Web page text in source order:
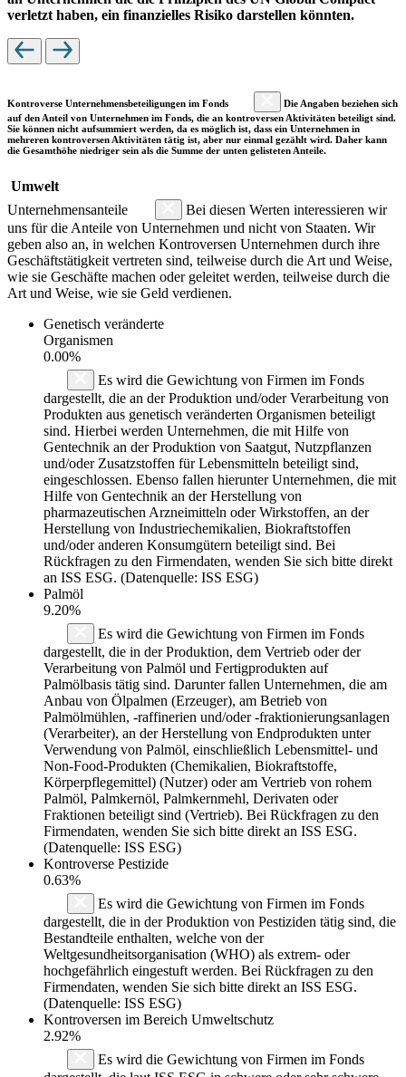
verletzt haben, ein finanzielles Risiko darstellen könnten.
Kontroverse Unternehmensbeteiligungen im Fonds
Die Angaben beziehen sich
auf den Anteil von Unternehmen im Fonds, die an kontroversen Aktivitäten beteiligt sind.
Sie können nicht aufsummiert werden, da es möglich ist, dass ein Unternehmen in
mehreren kontroversen Aktivitäten tätig ist, aber nur einmal gezählt wird. Daher kann
die Gesamthöhe niedriger sein als die Summe der unten gelisteten Anteile.
Umwelt
Unternehmensanteile
Bei diesen Werten interessieren wir
uns für die Anteile von Unternehmen und nicht von Staaten. Wir
geben also an, in welchen Kontroversen Unternehmen durch ihre
Geschäftstätigkeit vertreten sind, teilweise durch die Art und Weise,
wie sie Geschäfte machen oder geleitet werden, teilweise durch die
Art und Weise, wie sie Geld verdienen.
Genetisch veränderte
Organismen
0.00%
Es wird die Gewichtung von Firmen im Fonds
dargestellt, die an der Produktion und/oder Verarbeitung von
Produkten aus genetisch veränderten Organismen beteiligt
sind. Hierbei werden Unternehmen, die mit Hilfe von
Gentechnik an der Produktion von Saatgut, Nutzpflanzen
und/oder Zusatzstoffen für Lebensmitteln beteiligt sind,
eingeschlossen. Ebenso fallen hierunter Unternehmen, die mit
Hilfe von Gentechnik an der Herstellung von
pharmazeutischen Arzneimitteln oder Wirkstoffen, an der
Herstellung von Industriechemikalien, Biokraftstoffen
und/oder anderen Konsumgütern beteiligt sind. Bei
Rückfragen zu den Firmendaten, wenden Sie sich bitte direkt
an ISS ESG. (Datenquelle: ISS ESG)
Palmöl
9.20%
Es wird die Gewichtung von Firmen im Fonds
dargestellt, die in der Produktion, dem Vertrieb oder der
Verarbeitung von Palmöl und Fertigprodukten auf
Palmölbasis tätig sind. Darunter fallen Unternehmen, die am
Anbau von Ölpalmen (Erzeuger), am Betrieb von
Palmölmühlen, -raffinerien und/oder -fraktionierungsanlagen
(Verarbeiter), an der Herstellung von Endprodukten unter
Verwendung von Palmöl, einschließlich Lebensmittel- und
Non-Food-Produkten (Chemikalien, Biokraftstoffe,
Körperpflegemittel) (Nutzer) oder am Vertrieb von rohem
Palmöl, Palmkernöl, Palmkernmehl, Derivaten oder
Fraktionen beteiligt sind (Vertrieb). Bei Rückfragen zu den
Firmendaten, wenden Sie sich bitte direkt an ISS ESG.
(Datenquelle: ISS ESG)
Kontroverse Pestizide
0.63%
Es wird die Gewichtung von Firmen im Fonds
dargestellt, die in der Produktion von Pestiziden tätig sind, die
Bestandteile enthalten, welche von der
Weltgesundheitsorganisation (WHO) als extrem- oder
hochgefährlich eingestuft werden. Bei Rückfragen zu den
Firmendaten, wenden Sie sich bitte direkt an ISS ESG.
(Datenquelle: ISS ESG)
Kontroversen im Bereich Umweltschutz
2.92%
Es wird die Gewichtung von Firmen im Fonds